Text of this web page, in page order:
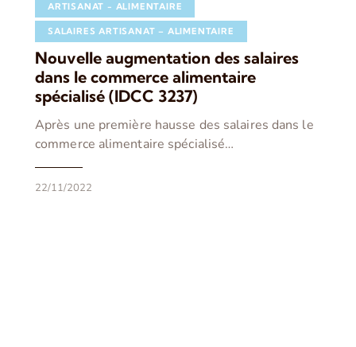
ARTISANAT - ALIMENTAIRE
SALAIRES ARTISANAT – ALIMENTAIRE
Nouvelle augmentation des salaires
dans le commerce alimentaire
spécialisé (IDCC 3237)
Après une première hausse des salaires dans le
commerce alimentaire spécialisé…
22/11/2022